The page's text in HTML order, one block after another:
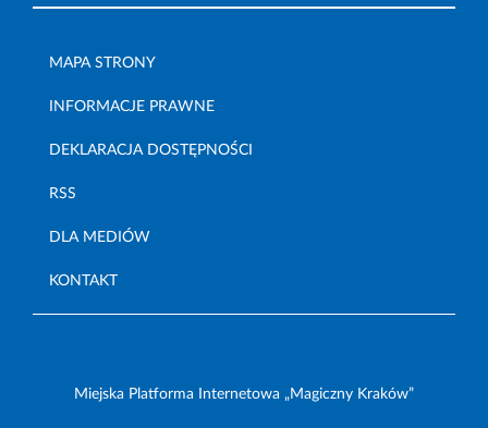
MAPA STRONY
INFORMACJE PRAWNE
DEKLARACJA DOSTĘPNOŚCI
RSS
DLA MEDIÓW
KONTAKT
Miejska Platforma Internetowa „Magiczny Kraków”